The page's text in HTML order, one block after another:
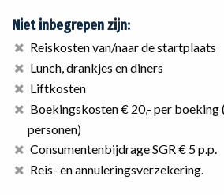
Niet inbegrepen zijn:
Reiskosten van/naar de startplaats
Lunch, drankjes en diners
Liftkosten
Boekingskosten € 20,- per boeking
personen)
Consumentenbijdrage SGR € 5 p.p.
Reis- en annuleringsverzekering.